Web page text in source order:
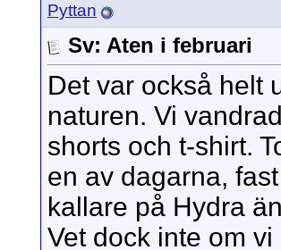
Pyttan
Sv: Aten i februari
Det var också helt
naturen. Vi
shorts och t-shirt.
en av dagarna,
kallare på Hydra
Vet dock inte om